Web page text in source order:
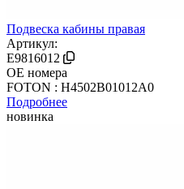
Подвеска кабины правая
Артикул:
E9816012
OE номера
FOTON : H4502B01012A0
Подробнее
новинка